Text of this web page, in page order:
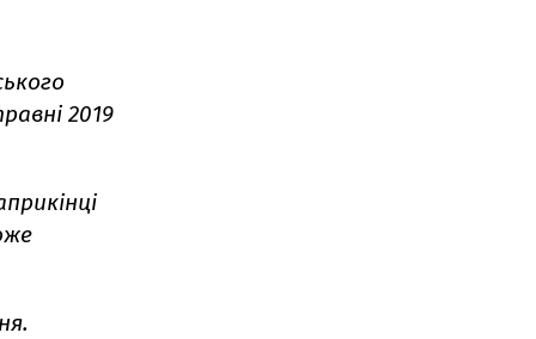
2019